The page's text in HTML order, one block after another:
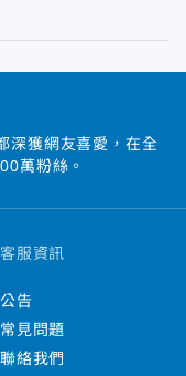
深獲網友喜愛，在全
萬粉絲。
客服資訊
公告
常見問題
聯絡我們